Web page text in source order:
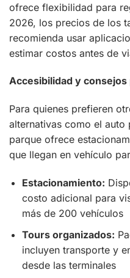
ofrece flexibilidad para
2026, los precios de los
recomienda usar
estimar costos antes de
Accesibilidad y
Para quienes prefieren
alternativas como el
parque ofrece
que llegan en vehículo
Estacionamiento:
costo adicional para
más de 200 vehículos
Tours organizados:
incluyen transporte y
desde las terminales